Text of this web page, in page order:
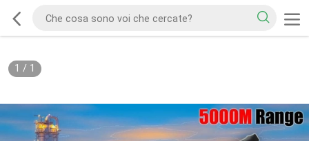
1 / 1